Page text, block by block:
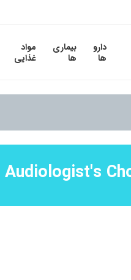
دارو
ها
بیماری
ها
مواد
غذایی
Audiologist's